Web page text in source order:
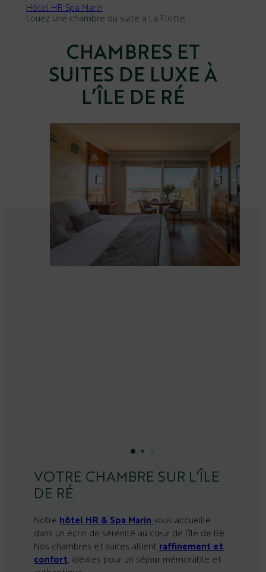
Hôtel HR Spa Marin
Louez une chambre ou suite à La Flotte
CHAMBRES ET
SUITES DE LUXE À
L’ÎLE DE RÉ
VOTRE CHAMBRE SUR L’ÎLE
DE RÉ
Notre hôtel HR & Spa Marin vous accueille
dans un écrin de sérénité au cœur de l’île de Ré.
Nos chambres et suites allient raffinement et
confort, idéales pour un séjour mémorable et